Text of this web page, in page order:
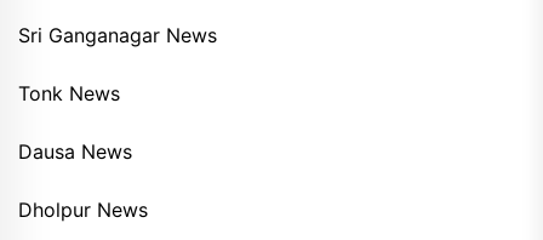
Sri Ganganagar News
Tonk News
Dausa News
Dholpur News